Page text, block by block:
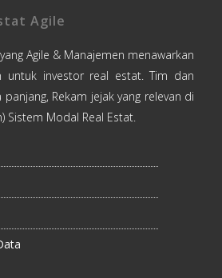
Agile
Agile & Manajemen menawarkan
untuk investor real estat. Tim dan
Rekam jejak yang relevan di
Sistem Modal Real Estat.